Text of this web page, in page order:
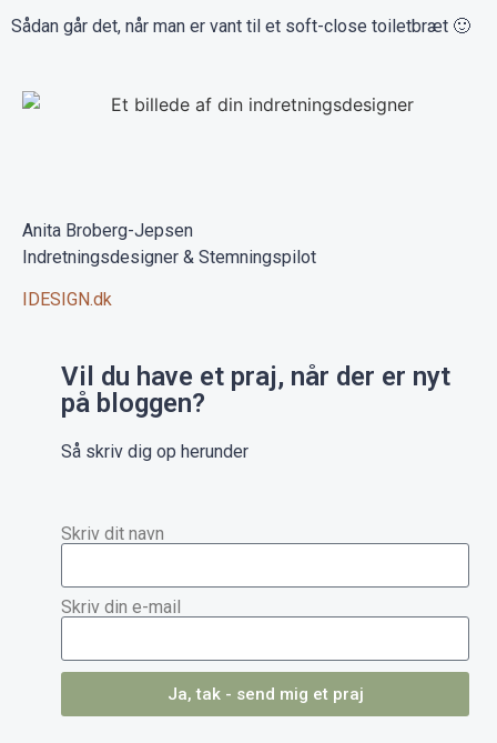
Sådan går det, når man er vant til et soft-close toiletbræt 🙂
Anita Broberg-Jepsen
Indretningsdesigner & Stemningspilot
IDESIGN.dk
Vil du have et praj, når der er nyt
på bloggen?
Så skriv dig op herunder
Skriv dit navn
Skriv din e-mail
Ja, tak - send mig et praj